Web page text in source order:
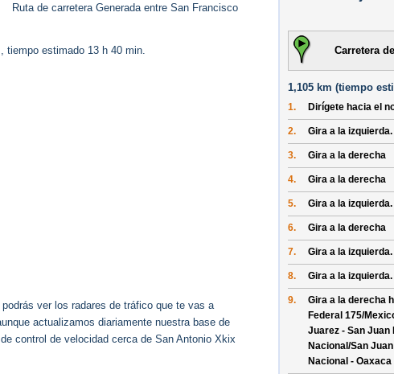
Ruta de carretera Generada entre San Francisco
estimado 13 h 40 min.
ver los radares de tráfico que te vas a
actualizamos diariamente nuestra base de
control de velocidad cerca de San Antonio Xkix
Carretera
1,105 km (tiempo
1. Dirígete hacia el
2. Gira a la izquierda.
3. Gira a la derecha
4. Gira a la derecha
5. Gira a la izquierda.
6. Gira a la derecha
7. Gira a la izquierda.
8. Gira a la izquierda.
9. Gira a la derecha
Federal 175/
Juarez - San Juan
Nacional/San
Nacional -